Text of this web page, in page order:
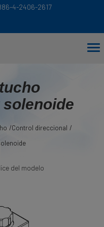
4-2406-2617
Control direccional
del modelo